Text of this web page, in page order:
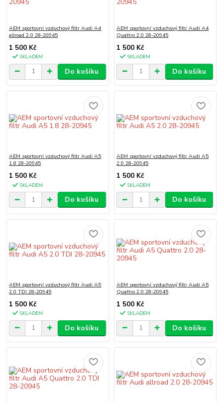
AEM sportovní vzduchový filtr Audi A4
allroad 2.0 28-20945
1 500 Kč
SKLADEM
Do košíku
AEM sportovní vzduchový filtr Audi A4
Quattro 2.0 28-20945
1 500 Kč
SKLADEM
Do košíku
AEM sportovní vzduchový filtr Audi A5
1.8 28-20945
1 500 Kč
SKLADEM
Do košíku
AEM sportovní vzduchový filtr Audi A5
2.0 28-20945
1 500 Kč
SKLADEM
Do košíku
AEM sportovní vzduchový filtr Audi A5
2.0 TDI 28-20945
1 500 Kč
SKLADEM
Do košíku
AEM sportovní vzduchový filtr Audi A5
Quattro 2.0 28-20945
1 500 Kč
SKLADEM
Do košíku